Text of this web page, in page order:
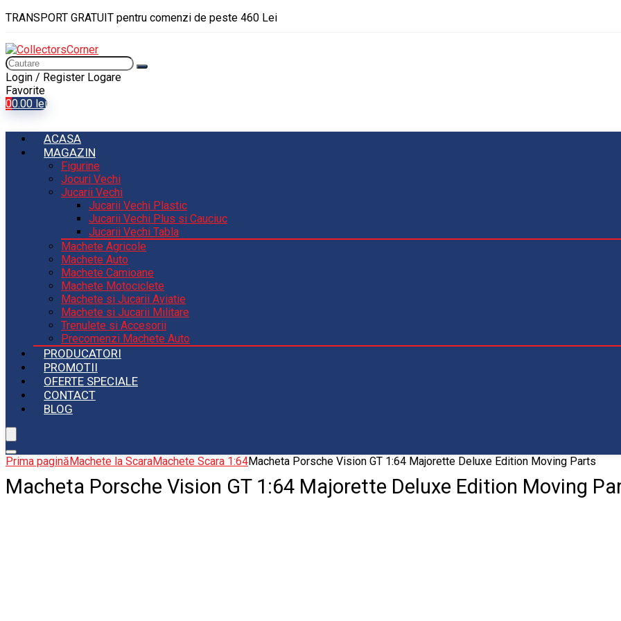
TRANSPORT GRATUIT pentru comenzi de peste 460 Lei
Login / Register Logare
Favorite
00.00 lei
ACASA
MAGAZIN
Figurine
Jocuri Vechi
Jucarii Vechi
Jucarii Vechi Plastic
Jucarii Vechi Plus si Cauciuc
Jucarii Vechi Tabla
Machete Agricole
Machete Auto
Machete Camioane
Machete Motociclete
Machete si Jucarii Aviatie
Machete si Jucarii Militare
Trenulete si Accesorii
Precomenzi Machete Auto
PRODUCATORI
PROMOTII
OFERTE SPECIALE
CONTACT
BLOG
Prima paginăMachete la ScaraMachete Scara 1:64Macheta Porsche Vision GT 1:64 Majorette Deluxe Edition Moving Parts
Macheta Porsche Vision GT 1:64 Majorette Deluxe Edition Moving